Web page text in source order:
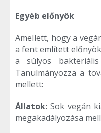
Egyéb előnyök
Amellett, hogy a
a fent említett
a súlyos
Tanulmányozza a
mellett:
Állatok: Sok vegán
megakadályozása